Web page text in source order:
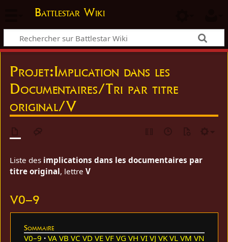
Battlestar Wiki
Projet:Implication dans les
Documentaires/Tri par titre
original/V
Liste des implications dans les documentaires par
titre original, lettreV
V0–9
Sommaire
V0–9 VA VB VC VD VE VF VG VH VI VJ VK VL VM VN